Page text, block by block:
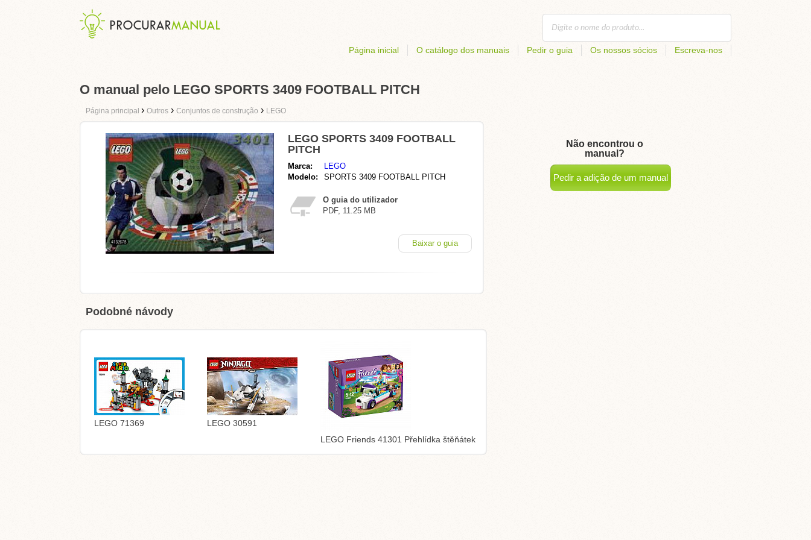
Página inicial O catálogo dos manuais Pedir o guia Os nossos sócios Escreva-nos
O manual pelo LEGO SPORTS 3409 FOOTBALL PITCH
Página principal › Outros › Conjuntos de construção › LEGO
LEGO SPORTS 3409 FOOTBALL
PITCH
Marca:
LEGO
Modelo:
SPORTS 3409 FOOTBALL PITCH
O guia do utilizador
PDF, 11.25 MB
Baixar o guia
Podobné návody
LEGO 71369
LEGO 30591
LEGO Friends 41301 Přehlídka štěňátek
Não encontrou o
manual?
Pedir a adição de um manual